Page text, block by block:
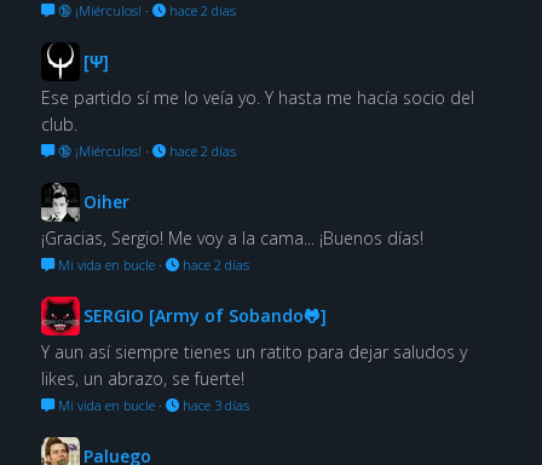
🔞 ¡Miérculos! · hace 2 días
[Ψ]
Ese partido sí me lo veía yo. Y hasta me hacía socio del
club.
🔞 ¡Miérculos! · hace 2 días
Oiher
¡Gracias, Sergio! Me voy a la cama... ¡Buenos días!
Mi vida en bucle· hace 2 días
SERGIO [Army of Sobando🐸]
Y aun así siempre tienes un ratito para dejar saludos y
likes, un abrazo, se fuerte!
Mi vida en bucle· hace 3 días
Paluego